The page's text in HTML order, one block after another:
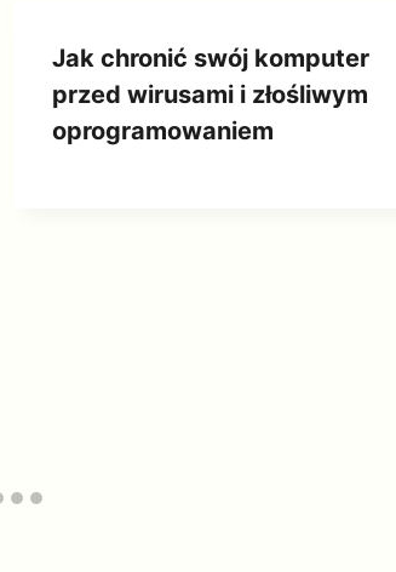
Jak chronić swój komputer
przed wirusami i złośliwym
oprogramowaniem